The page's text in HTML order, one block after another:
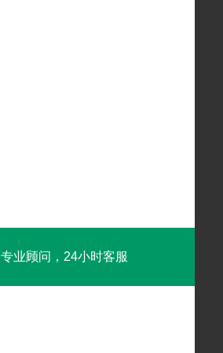
专业顾问，24小时客服